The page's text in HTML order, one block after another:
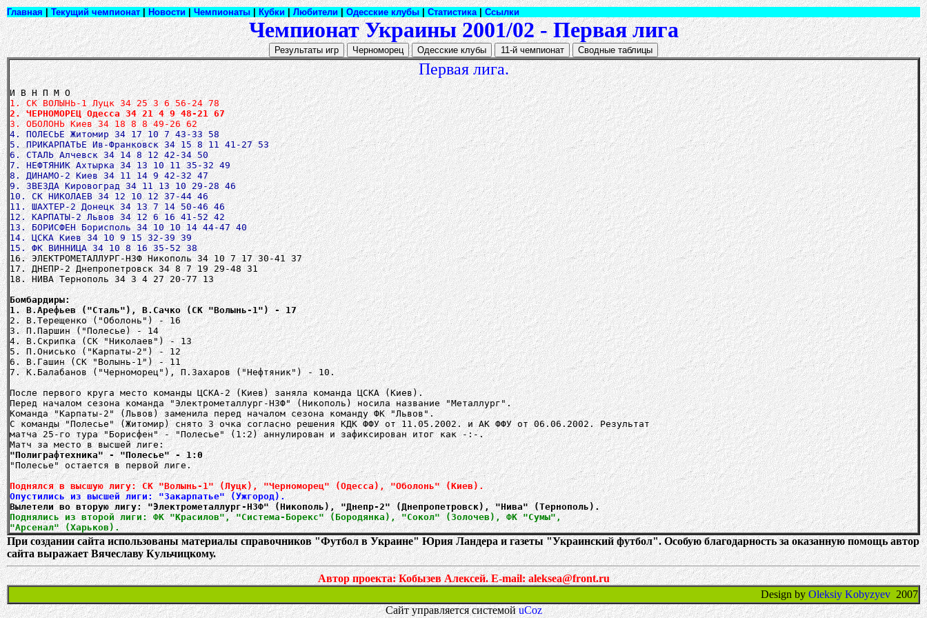
Главная Текущий чемпионат Новости Чемпионаты Кубки Любители Одесские клубы Статистика| Ссылки
Чемпионат Украины 2001/02 - Первая лига
Первая лига.
2. ЧЕРНОМОРЕЦ Одесса 34 21 4 9 48-21 67
3. ОБОЛОНЬ Киев 34 18 8 8 49-26 62
4. ПОЛЕСЬЕ Житомир 34 17 10 7 43-33 58
5. ПРИКАРПАТЬЕ Ив-Франковск 34 15 8 11 41-27 53
6. СТАЛЬ Алчевск 34 14 8 12 42-34 50
7. НЕФТЯНИК Ахтырка 34 13 10 11 35-32 49
8. ДИНАМО-2 Киев 34 11 14 9 42-32 47
9. ЗВЕЗДА Кировоград 34 11 13 10 29-28 46
10. СК НИКОЛАЕВ 34 12 10 12 37-44 46
11. ШАХТЕР-2 Донецк 34 13 7 14 50-46 46
12. КАРПАТЫ-2 Львов 34 12 6 16 41-52 42
13. БОРИСФЕН Борисполь 34 10 10 14 44-47 40
14. ЦСКА Киев 34 10 9 15 32-39 39
15. ФК ВИННИЦА 34 10 8 16 35-52 38
16. ЭЛЕКТРОМЕТАЛЛУРГ-НЗФ Никополь 34 10 7 17 30-41 37
17. ДНЕПР-2 Днепропетровск 34 8 7 19 29-48 31
18. НИВА Тернополь 34 3 4 27 20-77 13
Бомбардиры:
1. В.Арефьев ("Сталь"), В.Сачко (СК "Волынь-1") - 17
2. В.Терещенко ("Оболонь") - 16
3. П.Паршин ("Полесье) - 14
4. В.Скрипка (СК "Николаев") - 13
5. П.Онисько ("Карпаты-2") - 12
6. В.Гашин (СК "Волынь-1") - 11
7. К.Балабанов ("Черноморец"), П.Захаров ("Нефтяник") - 10.
После первого круга место команды ЦСКА-2 (Киев) заняла команда ЦСКА (Киев).
Перед началом сезона команда "Электрометаллург-НЗФ" (Никополь) носила название "Металлург".
Команда "Карпаты-2" (Львов) заменила перед началом сезона команду ФК "Львов".
С команды "Полесье" (Житомир) снято 3 очка согласно решения КДК ФФУ от 11.05.2002. и АК ФФУ от 06.06.2002. Результат
матча 25-го тура "Борисфен" - "Полесье" (1:2) аннулирован и зафиксирован итог как -:-.
"Полиграфтехника" - "Полесье" - 1:0
"Полесье" остается в первой лиге.
Поднялся в высшую лигу: СК "Волынь-1" (Луцк), "Черноморец" (Одесса), "Оболонь" (Киев).
Опустились из высшей лиги: "Закарпатье" (Ужгород).
Поднялись из второй лиги: ФК "Красилов", "Система-Борекс" (Бородянка), "Сокол" (Золочев), ФК "Сумы",
"Арсенал" (Харьков).
При создании сайта использованы материалы справочников "Футбол в Украине" Юрия Ландера и газеты "Украинский футбол". Особую благодарность за оказанную помощь автор
сайта выражает Вячеславу Кульчицкому.
Автор проекта: Кобызев Алексей.E-mail: aleksea@front.ru
Design by Oleksiy Kobyzyev 2007
Сайт управляется системойuCoz